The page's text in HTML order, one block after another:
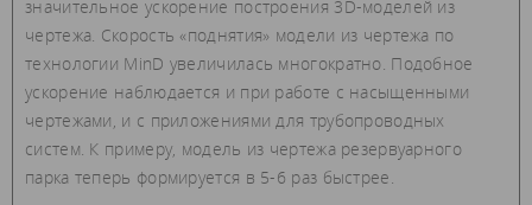
значительное ускорение построения 3D-моделей из
чертежа. Скорость «поднятия» модели из чертежа по
технологии MinD увеличилась многократно. Подобное
ускорение наблюдается и при работе с насыщенными
чертежами, и с приложениями для трубопроводных
систем. К примеру, модель из чертежа резервуарного
парка теперь формируется в 5-6 раз быстрее.